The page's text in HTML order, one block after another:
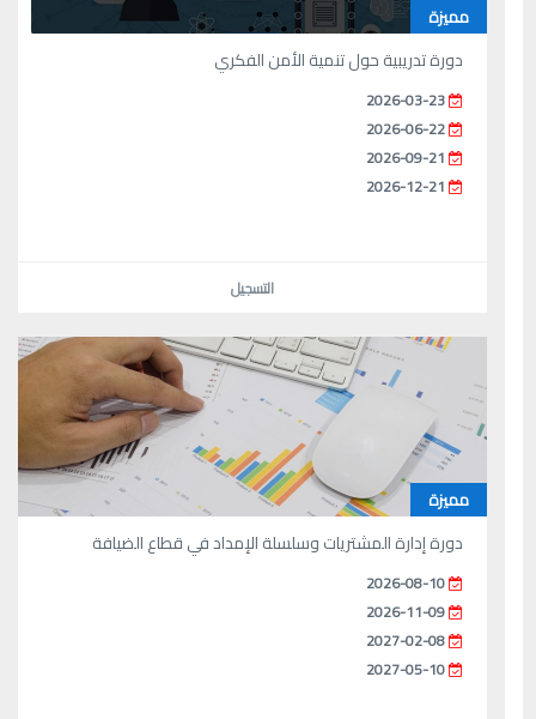
مميزة
دورة تدريبية حول تنمية الأمن الفكري
2026-03-23
2026-06-22
2026-09-21
2026-12-21
التسجيل
مميزة
دورة إدارة المشتريات وسلسلة الإمداد في قطاع الضيافة
2026-08-10
2026-11-09
2027-02-08
2027-05-10